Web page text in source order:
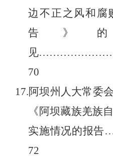
边不正之风和腐
告》
见
70
17.阿坝州人大常委
《阿坝藏族羌族
实施情况的报告
72